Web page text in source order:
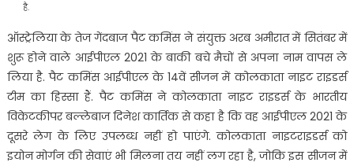
है.
ऑस्ट्रेलिया के तेज गेंदबाज पैट कमिंस ने संयुक्त अरब अमीरात में सितंबर में
शुरू होने वाले आईपीएल 2021 के बाकी बचे मैचों से अपना नाम वापस ले
लिया है. पैट कमिंस आईपीएल के 14वें सीजन में कोलकाता नाइट राइडर्स
टीम का हिस्सा हैं. पैट कमिंस ने कोलकाता नाइट राइडर्स के भारतीय
विकेटकीपर बल्लेबाज दिनेश कार्तिक से कहा है कि वह आईपीएल 2021 के
दूसरे लेग के लिए उपलब्ध नहीं हो पाएंगे. कोलकाता नाइटराइडर्स को
इयोन मोर्गन की सेवाएं भी मिलना तय नहीं लग रहा है, जोकि इस सीजन में